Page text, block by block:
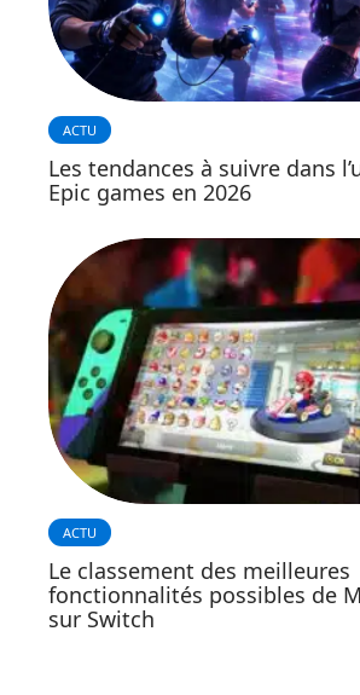
ACTU
Les tendances à suivre dans
Epic games en 2026
ACTU
Le classement des meilleures
fonctionnalités possibles de
sur Switch